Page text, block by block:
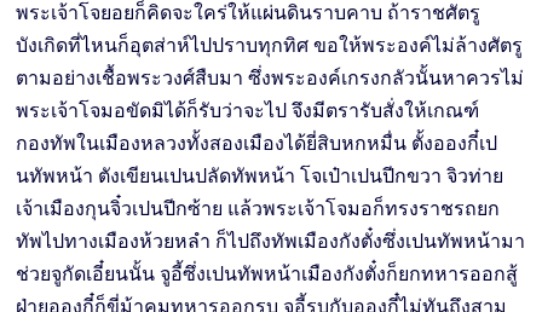
พระเจ้าโจยอยก็คิดจะใคร่ให้แผ่นดินราบคาบ ถ้าราชศัตรู
บังเกิดที่ไหนก็อุตส่าห์ไปปราบทุกทิศ ขอให้พระองค์ไม่ล้างศัตรู
ตามอย่างเชื้อพระวงศ์สืบมา ซึ่งพระองค์เกรงกลัวนั้นหาควรไม่
พระเจ้าโจมอขัดมิได้ก็รับว่าจะไป จึงมีตรารับสั่งให้เกณฑ์
กองทัพในเมืองหลวงทั้งสองเมืองได้ยี่สิบหกหมื่น ตั้งอองกี๋เป
นทัพหน้า ตังเขียนเปนปลัดทัพหน้า โจเป๋าเปนปีกขวา จิวท่าย
เจ้าเมืองกุนจิ๋วเปนปีกซ้าย แล้วพระเจ้าโจมอก็ทรงราชรถยก
ทัพไปทางเมืองห้วยหลำ ก็ไปถึงทัพเมืองกังตั๋งซึ่งเปนทัพหน้ามา
ช่วยจูกัดเอี๋ยนนั้น จูอี้ซึ่งเปนทัพหน้าเมืองกังตั๋งก็ยกทหารออกสู้
ฝ่ายอองกี๋ก็ขี่ม้าคุมทหารออกรบ จูอี้รบกับอองกี๋ไม่ทันถึงสาม